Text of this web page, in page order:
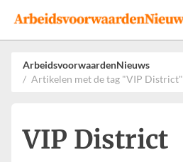
Events
Adverteren
Leveranciers
Werkgevers
ArbeidsvoorwaardenNieuws
Artikelen met de tag "VIP District"
VIP District